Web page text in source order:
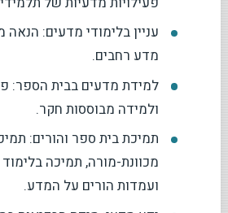
עניין בלימודי מדעים: הנאה
מדע רחבים.
למידת מדעים בבית הספר:
ולמידה מבוססות חקר.
תמיכת בית ספר והורים:
מכוונת-מורה, תמיכה
ועמדות הורים על המדע.